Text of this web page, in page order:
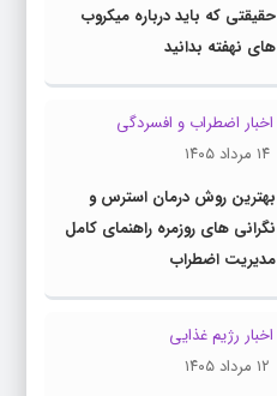
حقیقتی که باید درباره میکروب
های نهفته بدانید
اخبار اضطراب و افسردگی
۱۴ مرداد ۱۴۰۵
بهترین روش درمان استرس و
نگرانی های روزمره راهنمای کامل
مدیریت اضطراب
اخبار رژیم غذایی
۱۲ مرداد ۱۴۰۵